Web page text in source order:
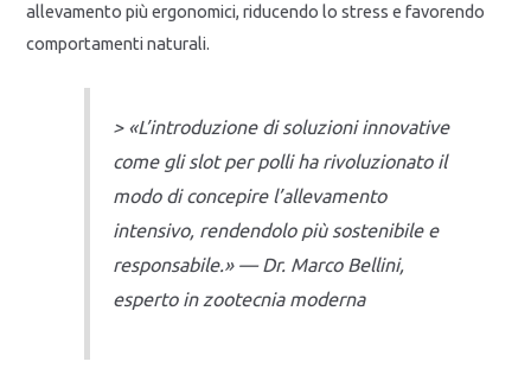
allevamento più ergonomici, riducendo lo stress e favorendo
comportamenti naturali.
> «L’introduzione di soluzioni innovative
come gli slot per polli ha rivoluzionato il
modo di concepire l’allevamento
intensivo, rendendolo più sostenibile e
responsabile.» — Dr. Marco Bellini,
esperto in zootecnia moderna